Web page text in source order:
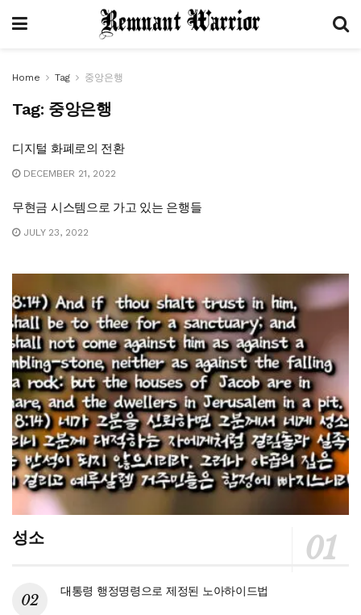
Home Tag 중앙은행
Tag: 중앙은행
디지털 화폐로의 전환
DECEMBER 21, 2022
무현금 시스템으로 가고 있는 은행들
JULY 23, 2022
성소
대통령 행정명령으로 제정된 노아하이드법